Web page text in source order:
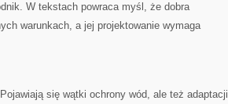
W tekstach powraca myśl, że dobra
warunkach, a jej projektowanie wymaga
się wątki ochrony wód, ale też adaptacji